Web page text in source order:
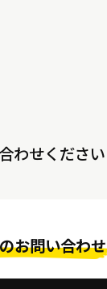
わせください
お問い合わせ